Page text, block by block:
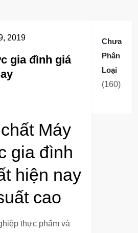
2019
gia đình giá
Máy
gia đình
hiện nay
cao
thực phẩm và
Chưa
Phân
Loại
160160